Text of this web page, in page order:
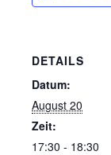
DETAILS
Datum:
August 20
Zeit:
17:30 - 18:30